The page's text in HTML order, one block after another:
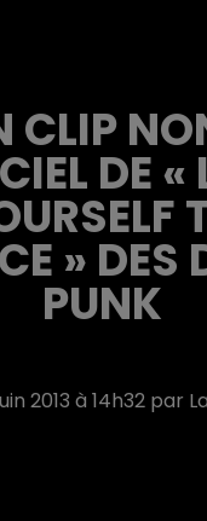
CLIP
DE «
» DES
PUNK
2013 à 14h32 par